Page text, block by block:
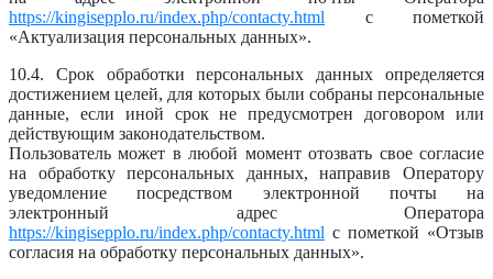
https://kingisepplo.ru/index.php/contacty.html с пометкой
«Актуализация персональных данных».
10.4. Срок обработки персональных данных определяется
достижением целей, для которых были собраны персональные
данные, если иной срок не предусмотрен договором или
действующим законодательством.
Пользователь может в любой момент отозвать свое согласие
на обработку персональных данных, направив Оператору
уведомление посредством электронной почты на
электронный адрес Оператора
https://kingisepplo.ru/index.php/contacty.html с пометкой «Отзыв
согласия на обработку персональных данных».